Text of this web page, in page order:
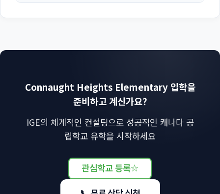
Connaught Heights Elementary 입학을
준비하고 계신가요?
IGE의 체계적인 컨설팅으로 성공적인 캐나다 공
립학교 유학을 시작하세요
관심학교 등록☆